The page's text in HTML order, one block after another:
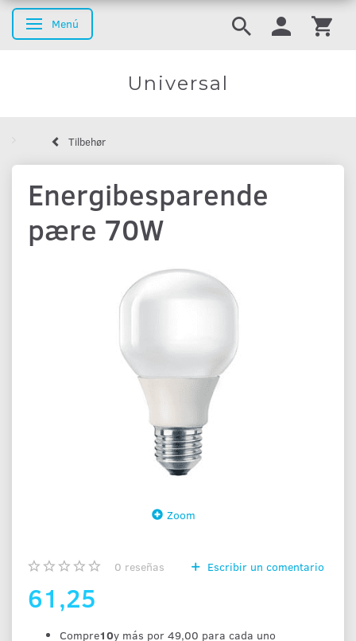
Navegación de palanca
Menú
Universal
Tilbehør
Energibesparende
pære 70W
Zoom
0 reseñas Escribir un comentario
61,25
Compre10y más por 49,00 para cada uno